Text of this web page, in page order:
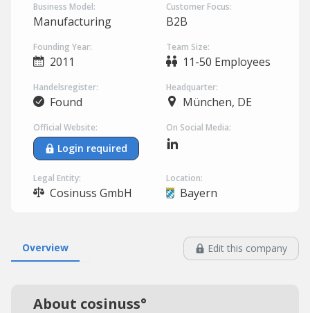
Business Model:
Manufacturing
Customer Focus:
B2B
Founding Year:
2011
Team Size:
11-50 Employees
Handelsregister:
Found
Headquarter:
München, DE
Official Website:
Login required
On Social Media:
Legal Entity:
Cosinuss GmbH
Location:
Bayern
Overview Edit this company
About cosinuss°